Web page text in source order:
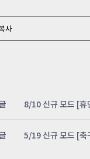
사
8/10 신규 모드 [휴
5/19 신규 모드 [축